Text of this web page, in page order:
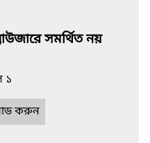
সমর্থিত নয়
১
করুন